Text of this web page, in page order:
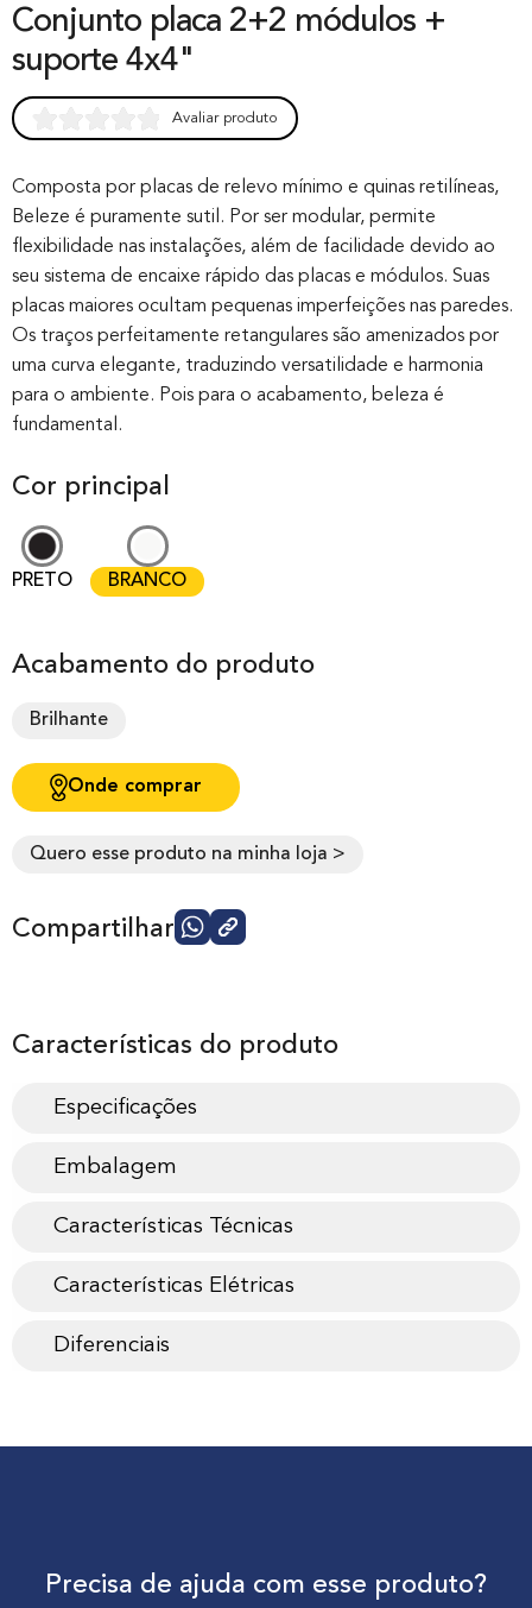
Conjunto placa 2+2 módulos +
suporte 4x4"
out of 0
based on
customer
rating
Avaliar produto
Composta por placas de relevo mínimo e quinas retilíneas,
Beleze é puramente sutil. Por ser modular, permite
flexibilidade nas instalações, além de facilidade devido ao
seu sistema de encaixe rápido das placas e módulos. Suas
placas maiores ocultam pequenas imperfeições nas paredes.
Os traços perfeitamente retangulares são amenizados por
uma curva elegante, traduzindo versatilidade e harmonia
para o ambiente. Pois para o acabamento, beleza é
fundamental.
Cor principal
PRETO BRANCO
Acabamento do produto
Brilhante
Onde comprar
Quero esse produto na minha loja >
Compartilhar
Características do produto
Especificações
Embalagem
Características Técnicas
Características Elétricas
Diferenciais
Precisa de ajuda com esse produto?